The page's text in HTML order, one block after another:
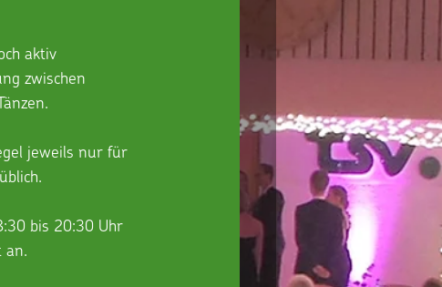
aktiv
zwischen
jeweils nur für
bis 20:30 Uhr
an.